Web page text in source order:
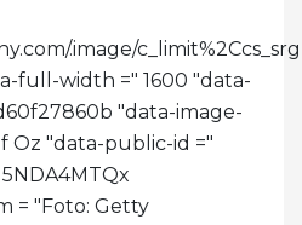
.image/
full-width =" 1600 "data-
"data-image-
Oz "data-public-id ="
= "Foto: Getty